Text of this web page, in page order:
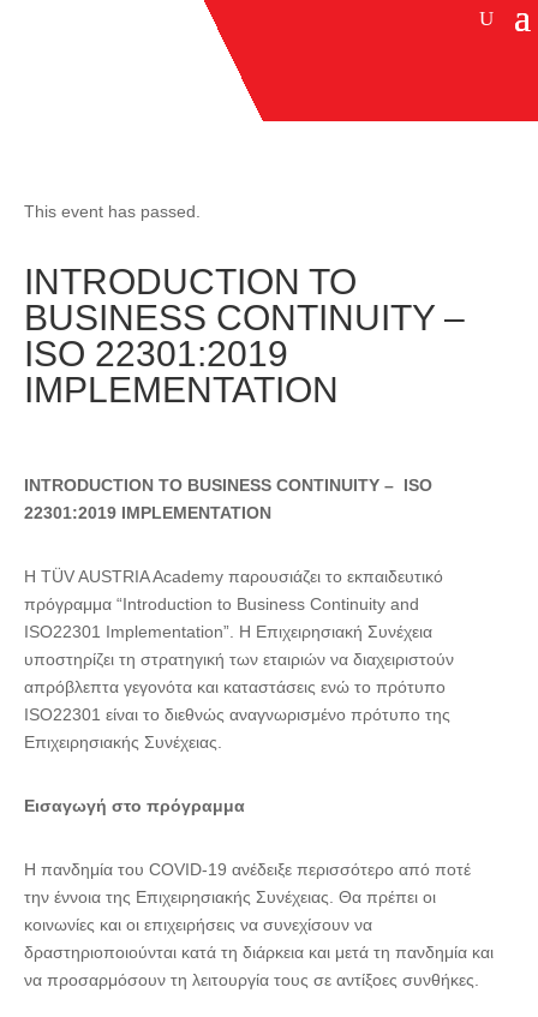
This event has passed.
INTRODUCTION TO
BUSINESS CONTINUITY –
ISO 22301:2019
IMPLEMENTATION
INTRODUCTION TO BUSINESS CONTINUITY – ISO
22301:2019 IMPLEMENTATION
H TÜV AUSTRIA Academy παρουσιάζει το εκπαιδευτικό
πρόγραμμα “Introduction to Business Continuity and
ISO22301 Implementation”. Η Επιχειρησιακή Συνέχεια
υποστηρίζει τη στρατηγική των εταιριών να διαχειριστούν
απρόβλεπτα γεγονότα και καταστάσεις ενώ το πρότυπο
ISO22301 είναι το διεθνώς αναγνωρισμένο πρότυπο της
Επιχειρησιακής Συνέχειας.
Εισαγωγή στο πρόγραμμα
Η πανδημία του COVID-19 ανέδειξε περισσότερο από ποτέ
την έννοια της Επιχειρησιακής Συνέχειας. Θα πρέπει οι
κοινωνίες και οι επιχειρήσεις να συνεχίσουν να
δραστηριοποιούνται κατά τη διάρκεια και μετά τη πανδημία και
να προσαρμόσουν τη λειτουργία τους σε αντίξοες συνθήκες.